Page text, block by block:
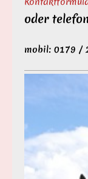
oder
mobil: 0179 /